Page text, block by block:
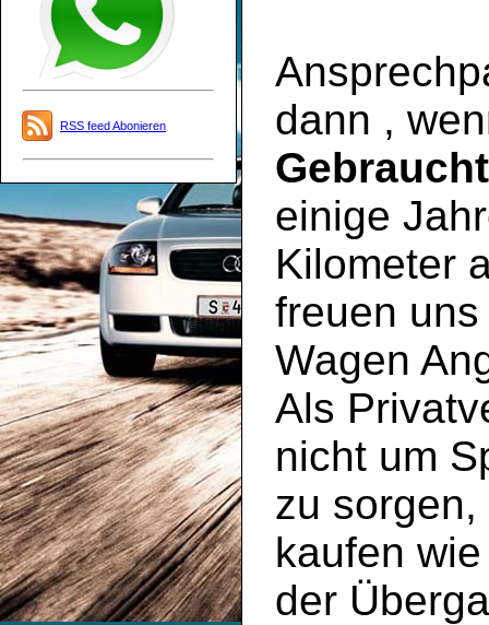
RSS feed Abonieren
dann ,
einige
Kilometer
freuen
Wagen
Als
nicht um
zu
kaufen
der